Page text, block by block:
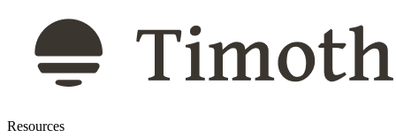
Resources